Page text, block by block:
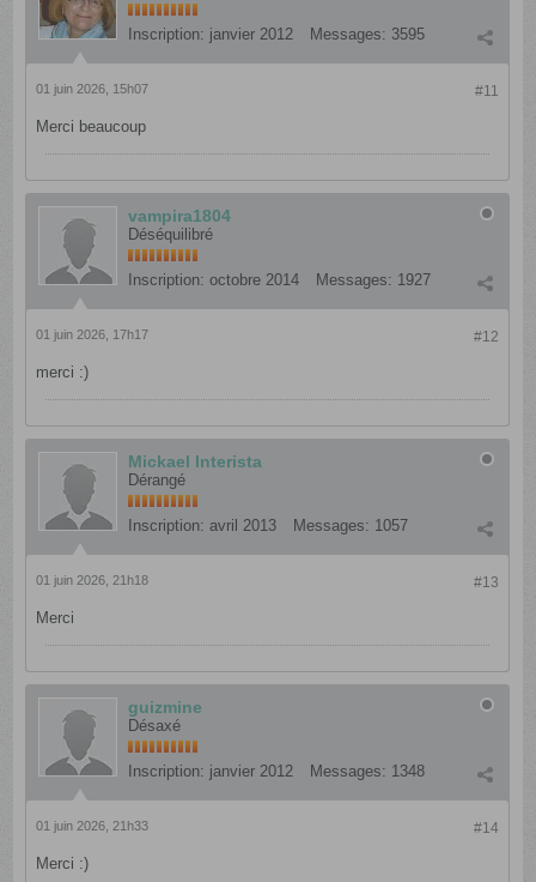
Inscription: janvier 2012 Messages: 3595
#11
01 juin 2026, 15h07
Merci beaucoup
vampira1804
Déséquilibré
Inscription: octobre 2014 Messages: 1927
#12
01 juin 2026, 17h17
merci :)
Mickael Interista
Dérangé
Inscription: avril 2013 Messages: 1057
#13
01 juin 2026, 21h18
Merci
guizmine
Désaxé
Inscription: janvier 2012 Messages: 1348
#14
01 juin 2026, 21h33
Merci :)